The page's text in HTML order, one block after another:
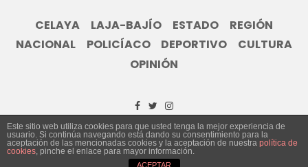
CELAYA LAJA-BAJÍO ESTADO
REGIÓN
NACIONAL
POLICÍACO DEPORTIVO
CULTURA
OPINIÓN
© Grupo Informativo Reporte Bajío 2023
Este sitio web utiliza cookies para que usted tenga la mejor experiencia de
usuario. Si continúa navegando está dando su consentimiento para la
aceptación de las mencionadas cookies y la aceptación de nuestra política de
cookies, pinche el enlace para mayor información.
ACEPTAR